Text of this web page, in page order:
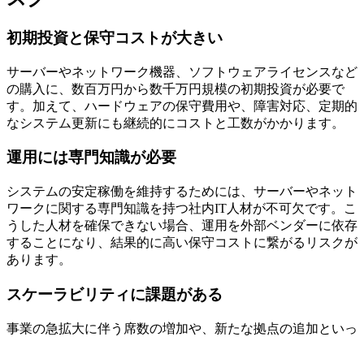
初期投資と保守コストが大きい
サーバーやネットワーク機器、ソフトウェアライセンスなど
の購入に、数百万円から数千万円規模の初期投資が必要で
す。加えて、ハードウェアの保守費用や、障害対応、定期的
なシステム更新にも継続的にコストと工数がかかります。
運用には専門知識が必要
システムの安定稼働を維持するためには、サーバーやネット
ワークに関する専門知識を持つ社内IT人材が不可欠です。こ
うした人材を確保できない場合、運用を外部ベンダーに依存
することになり、結果的に高い保守コストに繋がるリスクが
あります。
スケーラビリティに課題がある
事業の急拡大に伴う席数の増加や、新たな拠点の追加といっ